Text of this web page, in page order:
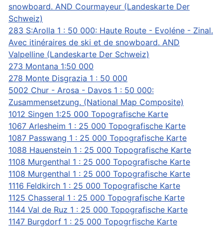
snowboard. AND Courmayeur (Landeskarte Der
Schweiz)
283 S:Arolla 1 : 50 000: Haute Route - Evoléne - Zinal.
Avec itinéraires de ski et de snowboard. AND
Valpelline (Landeskarte Der Schweiz)
273 Montana 1:50 000
278 Monte Disgrazia 1 : 50 000
5002 Chur - Arosa - Davos 1 : 50 000:
Zusammensetzung. (National Map Composite)
1012 Singen 1:25 000 Topografische Karte
1067 Arlesheim 1 : 25 000 Topografische Karte
1087 Passwang 1 : 25 000 Topografische Karte
1088 Hauenstein 1 : 25 000 Topografische Karte
1108 Murgenthal 1 : 25 000 Topografische Karte
1108 Murgenthal 1 : 25 000 Topografische Karte
1116 Feldkirch 1 : 25 000 Topografische Karte
1125 Chasseral 1 : 25 000 Topografische Karte
1144 Val de Ruz 1 : 25 000 Topografische Karte
1147 Burgdorf 1 : 25 000 Topogrfische Karte